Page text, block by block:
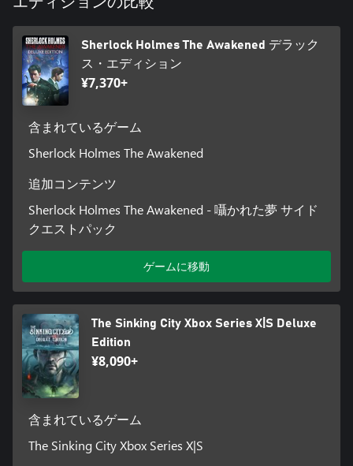
Sherlock Holmes The Awakened デラック
ス・エディション
¥7,370+
含まれているゲーム
Sherlock Holmes The Awakened
追加コンテンツ
Sherlock Holmes The Awakened - 囁かれた夢 サイド
クエストパック
ゲームに移動
The Sinking City Xbox Series X|S Deluxe
Edition
¥8,090+
含まれているゲーム
The Sinking City Xbox Series X|S